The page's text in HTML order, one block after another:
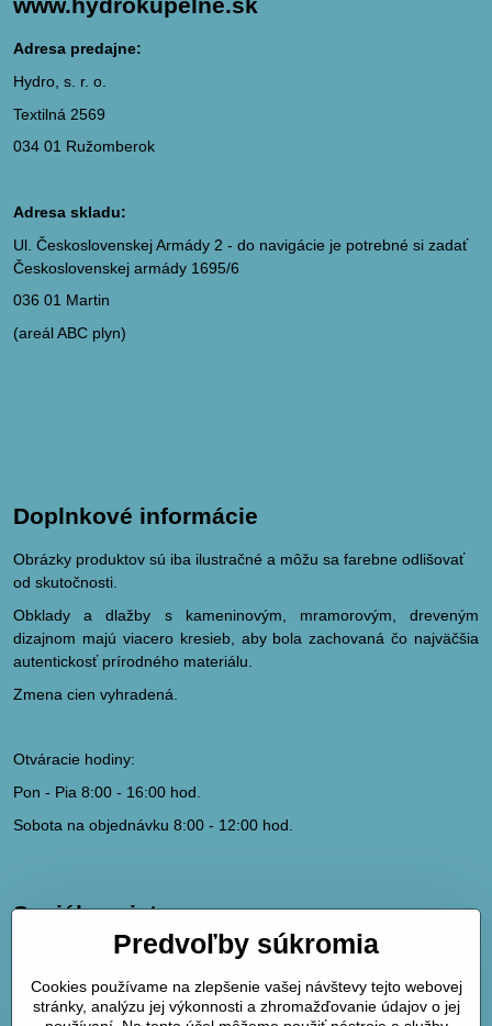
Adresa predajne:
Hydro, s. r. o.
Textilná 2569
034 01 Ružomberok
Adresa skladu:
Ul. Československej Armády 2 - do navigácie je potrebné si zadať
Československej armády 1695/6
036 01 Martin
(areál ABC plyn)
Doplnkové informácie
Obrázky produktov sú iba ilustračné a môžu sa farebne odlišovať
od skutočnosti.
Obklady a dlažby s kameninovým, mramorovým, dreveným
dizajnom majú viacero kresieb, aby bola zachovaná čo najväčšia
autentickosť prírodného materiálu.
Zmena cien vyhradená.
Otváracie hodiny:
Pon - Pia 8:00 - 16:00 hod.
Sobota na objednávku 8:00 - 12:00 hod.
Sociálne siete
hydrodk@hydrodk.sk
Facebook
Instagram
Predvoľby súkromia
Cookies používame na zlepšenie vašej návštevy tejto webovej
stránky, analýzu jej výkonnosti a zhromažďovanie údajov o jej